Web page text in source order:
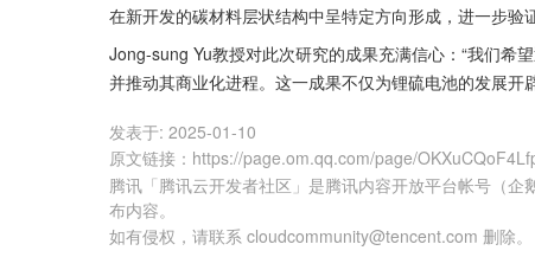
在新开发的碳材料层状结构中呈特定方向形成，进一步验
Jong-sung Yu教授对此次研究的成果充满信心：“我们希
并推动其商业化进程。这一成果不仅为锂硫电池的发展
发表于: 2025-01-10
原文链接 ： https://page.om.qq.com/page/
腾讯「腾讯云开发者社区」是腾讯内容开放平台帐号（企
布内容。
如有侵权，请联系 cloudcommunity@tencent.com 删除。